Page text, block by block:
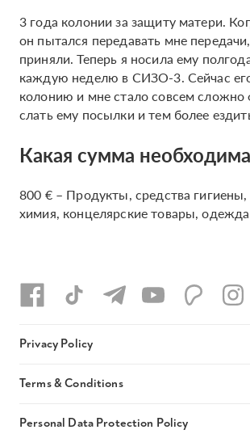
3 года колонии за защиту матери.
он пытался передавать мне
приняли. Теперь я носила ему
каждую неделю в СИЗО-3. Сейчас
колонию и мне стало совсем сложно
слать ему посылки и тем более
Какая сумма
800 € – Продукты, средства
химия, концелярские товары,
Privacy Policy
Terms & Conditions
Personal Data Protection Policy